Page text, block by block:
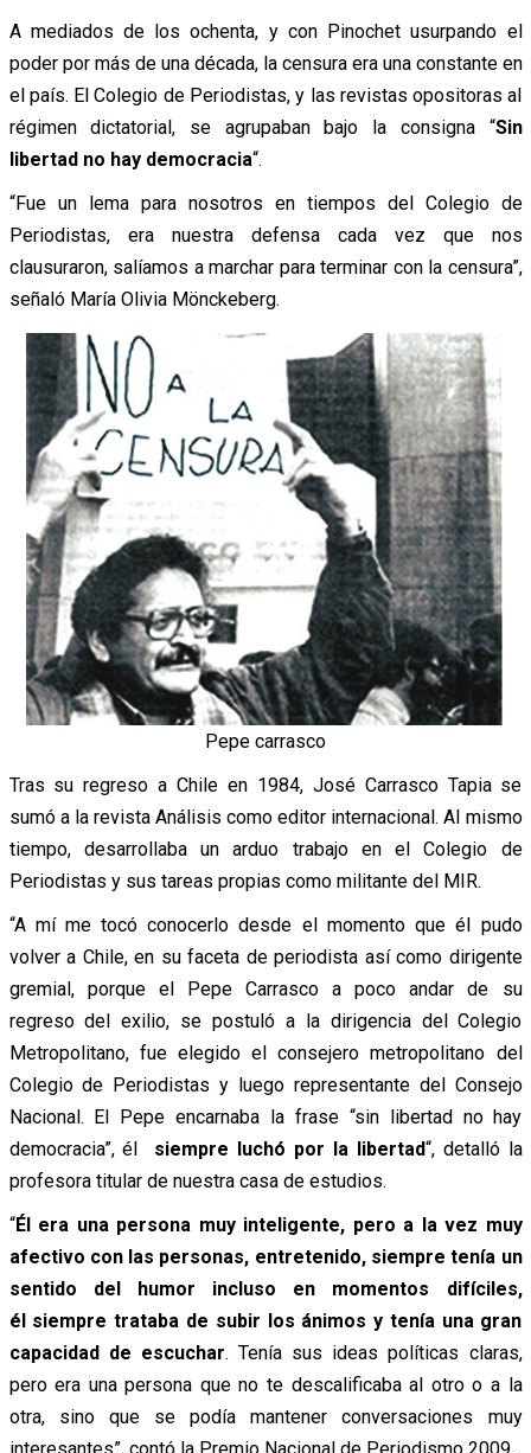
A mediados de los ochenta, y con Pinochet usurpando el
poder por más de una década, la censura era una constante en
el país. El Colegio de Periodistas, y las revistas opositoras al
régimen dictatorial, se agrupaban bajo la consigna “Sin
libertad no hay democracia“.
“Fue un lema para nosotros en tiempos del Colegio de
Periodistas, era nuestra defensa cada vez que nos
clausuraron, salíamos a marchar para terminar con la censura”,
señaló María Olivia Mönckeberg.
Pepe carrasco
Tras su regreso a Chile en 1984, José Carrasco Tapia se
sumó a la revista Análisis como editor internacional. Al mismo
tiempo, desarrollaba un arduo trabajo en el Colegio de
Periodistas y sus tareas propias como militante del MIR.
“A mí me tocó conocerlo desde el momento que él pudo
volver a Chile, en su faceta de periodista así como dirigente
gremial, porque el Pepe Carrasco a poco andar de su
regreso del exilio, se postuló a la dirigencia del Colegio
Metropolitano, fue elegido el consejero metropolitano del
Colegio de Periodistas y luego representante del Consejo
Nacional. El Pepe encarnaba la frase “sin libertad no hay
democracia”, él siempre luchó por la libertad“, detalló la
profesora titular de nuestra casa de estudios.
“Él era una persona muy inteligente, pero a la vez muy
afectivo con las personas, entretenido, siempre tenía un
sentido del humor incluso en momentos difíciles,
él siempre trataba de subir los ánimos y tenía una gran
capacidad de escuchar. Tenía sus ideas políticas claras,
pero era una persona que no te descalificaba al otro o a la
otra, sino que se podía mantener conversaciones muy